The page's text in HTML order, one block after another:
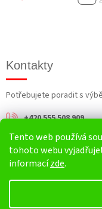
Tento web používá
tohoto webu
informacízde.
Kontakty
Potřebujete poradit s
+420 555 508 909
info@harv.cz